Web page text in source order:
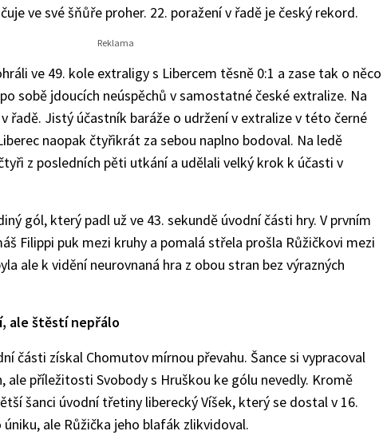
ve své šňůře proher. 22. poražení v řadě je český rekord.
ve 49. kole extraligy s Libercem těsně 0:1 a zase tak o něco
sobě jdoucích neúspěchů v samostatné české extralize. Na
řadě. Jistý účastník baráže o udržení v extralize v této černé
naopak čtyřikrát za sebou naplno bodoval. Na ledě
z posledních pěti utkání a udělali velký krok k účasti v
gól, který padl už ve 43. sekundě úvodní části hry. V prvním
Filippi puk mezi kruhy a pomalá střela prošla Růžičkovi mezi
ale k vidění neurovnaná hra z obou stran bez výrazných
ale štěstí nepřálo
části získal Chomutov mírnou převahu. Šance si vypracoval
ale příležitosti Svobody s Hruškou ke gólu nevedly. Kromě
šanci úvodní třetiny liberecký Víšek, který se dostal v 16.
ale Růžička jeho blafák zlikvidoval.